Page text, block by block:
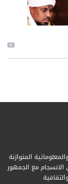
المتوازنة
الانسجام مع الجمهور